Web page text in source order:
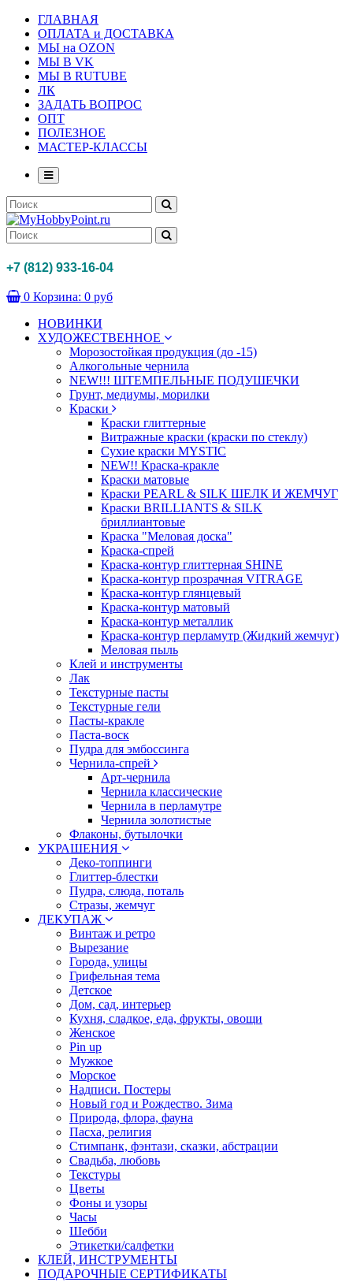
ГЛАВНАЯ
ОПЛАТА и ДОСТАВКА
МЫ на OZON
МЫ В VK
МЫ В RUTUBE
ЛК
ЗАДАТЬ ВОПРОС
ОПТ
ПОЛЕЗНОЕ
МАСТЕР-КЛАССЫ
+7 (812) 933-16-04
0 Корзина: 0 руб
НОВИНКИ
ХУДОЖЕСТВЕННОЕ
Морозостойкая продукция (до -15)
Алкогольные чернила
NEW!!! ШТЕМПЕЛЬНЫЕ ПОДУШЕЧКИ
Грунт, медиумы, морилки
Краски
Краски глиттерные
Витражные краски (краски по стеклу)
Сухие краски MYSTIC
NEW!! Краска-кракле
Краски матовые
Краски PEARL & SILK ШЕЛК И ЖЕМЧУГ
Краски BRILLIANTS & SILK
бриллиантовые
Краска "Меловая доска"
Краска-спрей
Краска-контур глиттерная SHINE
Краска-контур прозрачная VITRAGE
Краска-контур глянцевый
Краска-контур матовый
Краска-контур металлик
Краска-контур перламутр (Жидкий жемчуг)
Меловая пыль
Клей и инструменты
Лак
Текстурные пасты
Текстурные гели
Пасты-кракле
Паста-воск
Пудра для эмбоссинга
Чернила-спрей
Арт-чернила
Чернила классические
Чернила в перламутре
Чернила золотистые
Флаконы, бутылочки
УКРАШЕНИЯ
Деко-топпинги
Глиттер-блестки
Пудра, слюда, поталь
Стразы, жемчуг
ДЕКУПАЖ
Винтаж и ретро
Вырезание
Города, улицы
Грифельная тема
Детское
Дом, сад, интерьер
Кухня, сладкое, еда, фрукты, овощи
Женское
Pin up
Мужкое
Морское
Надписи. Постеры
Новый год и Рождество. Зима
Природа, флора, фауна
Пасха, религия
Стимпанк, фэнтази, сказки, абстрации
Свадьба, любовь
Текстуры
Цветы
Фоны и узоры
Часы
Шебби
Этикетки/салфетки
КЛЕЙ, ИНСТРУМЕНТЫ
ПОДАРОЧНЫЕ СЕРТИФИКАТЫ